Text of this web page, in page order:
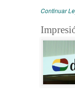
Continuar